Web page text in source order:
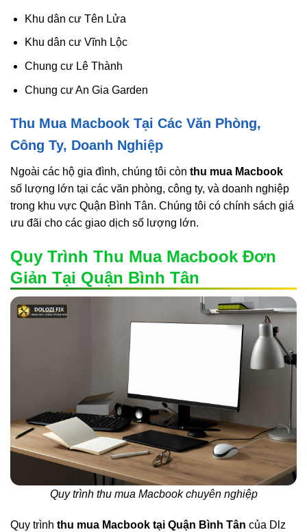
Khu dân cư Tên Lửa
Khu dân cư Vĩnh Lộc
Chung cư Lê Thành
Chung cư An Gia Garden
Thu Mua Macbook Tại Các Văn Phòng,
Công Ty, Doanh Nghiệp
Ngoài các hộ gia đình, chúng tôi còn thu mua Macbook
số lượng lớn tại các văn phòng, công ty, và doanh nghiệp
trong khu vực Quận Bình Tân. Chúng tôi có chính sách giá
ưu đãi cho các giao dịch số lượng lớn.
Quy Trình Thu Mua Macbook Đơn
Giản Tại Quận Bình Tân
Quy trình thu mua Macbook chuyên nghiệp
Quy trình thu mua Macbook tại Quận Bình Tân của Dlz